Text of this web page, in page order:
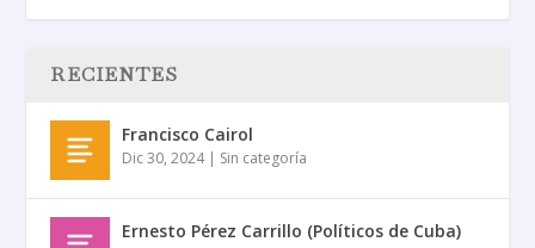
RECIENTES
Francisco Cairol
Dic 30, 2024| Sin categoría
Ernesto Pérez Carrillo (Políticos de Cuba)